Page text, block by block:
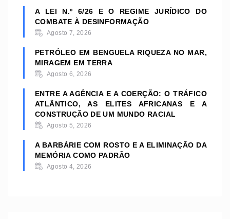
A LEI N.º 6/26 E O REGIME JURÍDICO DO
COMBATE À DESINFORMAÇÃO
Agosto 7, 2026
PETRÓLEO EM BENGUELA RIQUEZA NO MAR,
MIRAGEM EM TERRA
Agosto 6, 2026
ENTRE A AGÊNCIA E A COERÇÃO: O TRÁFICO
ATLÂNTICO, AS ELITES AFRICANAS E A
CONSTRUÇÃO DE UM MUNDO RACIAL
Agosto 5, 2026
A BARBÁRIE COM ROSTO E A ELIMINAÇÃO DA
MEMÓRIA COMO PADRÃO
Agosto 4, 2026